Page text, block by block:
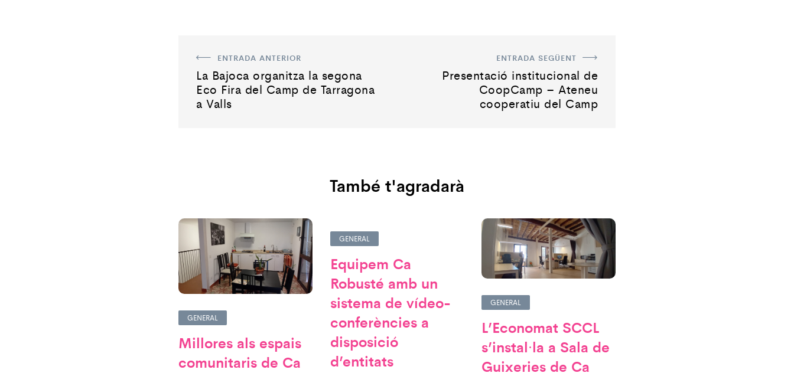
ENTRADA ANTERIOR
La Bajoca organitza la segona
Eco Fira del Camp de Tarragona
a Valls
ENTRADA SEGÜENT
Presentació institucional de
CoopCamp – Ateneu
cooperatiu del Camp
També t'agradarà
GENERAL
Millores als espais
comunitaris de Ca
GENERAL
Equipem Ca
Robusté amb un
sistema de vídeo-
conferències a
disposició
d’entitats
GENERAL
L’Economat SCCL
s’instal·la a Sala de
Guixeries de Ca